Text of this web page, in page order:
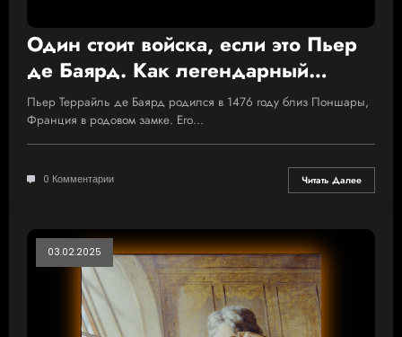
Один стоит войска, если это Пьер
де Баярд. Как легендарный
французский рыцарь добыл в бою
вечную славу и заставил плакать
короля
Пьер Террайль де Баярд родился в 1476 году близ Поншары,
Франция в родовом замке. Его…
0 Комментарии Читать Далее
03.02.2025